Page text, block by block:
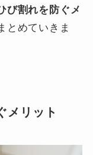
び割れを防ぐメ
とめていきま
メリット